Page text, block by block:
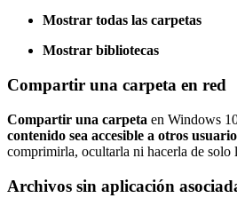
Mostrar todas las carpetas
Mostrar bibliotecas
Compartir una carpeta en red
Compartir una carpeta en Windows
contenido sea accesible a otros
comprimirla, ocultarla ni hacerla de solo
Archivos sin aplicación